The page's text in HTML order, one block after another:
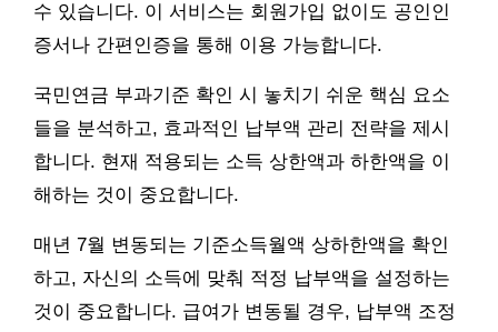
수 있습니다. 이 서비스는 회원가입 없이도 공인인
증서나 간편인증을 통해 이용 가능합니다.
국민연금 부과기준 확인 시 놓치기 쉬운 핵심 요소
들을 분석하고, 효과적인 납부액 관리 전략을 제시
합니다. 현재 적용되는 소득 상한액과 하한액을 이
해하는 것이 중요합니다.
매년 7월 변동되는 기준소득월액 상하한액을 확인
하고, 자신의 소득에 맞춰 적정 납부액을 설정하는
것이 중요합니다. 급여가 변동될 경우, 납부액 조정